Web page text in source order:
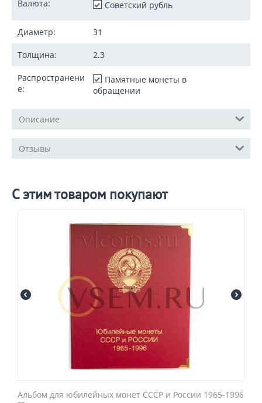
Валюта: Советский рубль
Диаметр: 31
Толщина: 2.3
Распространени
е:
Памятные монеты в
обращении
Описание
Отзывы
С этим товаром покупают
Альбом для юбилейных монет СССР и России 1965-1996